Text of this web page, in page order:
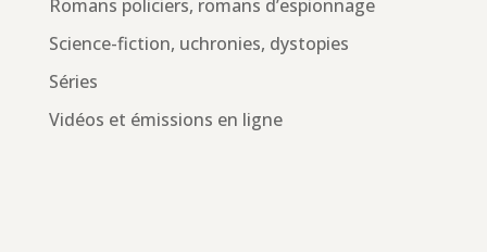
Romans policiers, romans d’espionnage
Science-fiction, uchronies, dystopies
Séries
Vidéos et émissions en ligne